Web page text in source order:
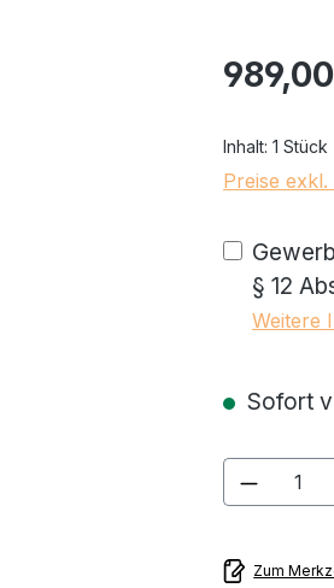
Regulärer
Inhalt: 1 Stück
Preise
§ 12
Weitere
Sofort
Zum